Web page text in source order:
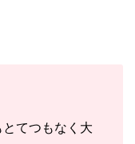
てつもなく大